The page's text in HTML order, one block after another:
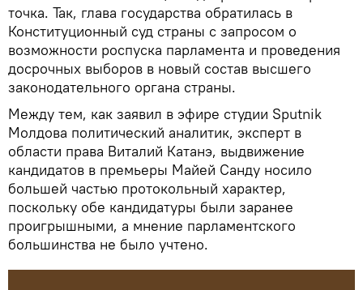
точка. Так, глава государства обратилась в
Конституционный суд страны с запросом о
возможности роспуска парламента и проведения
досрочных выборов в новый состав высшего
законодательного органа страны.
Между тем, как заявил в эфире студии Sputnik
Молдова политический аналитик, эксперт в
области права Виталий Катанэ, выдвижение
кандидатов в премьеры Майей Санду носило
большей частью протокольный характер,
поскольку обе кандидатуры были заранее
проигрышными, а мнение парламентского
большинства не было учтено.